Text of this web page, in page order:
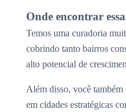
Onde encontrar
Temos uma curadoria
cobrindo tanto bairros
alto potencial de
Além disso, você
em cidades estratégicas